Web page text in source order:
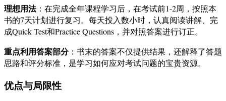
理想用法：在完成全年课程学习后，在考试前1-2周，按照本
书的7天计划进行复习。每天投入数小时，认真阅读讲解、完
成Quick Test和Practice Questions，并对照答案进行订正。
重点利用答案部分：书末的答案不仅提供结果，还解释了答题
思路和评分标准，是学习如何应对考试问题的宝贵资源。
优点与局限性